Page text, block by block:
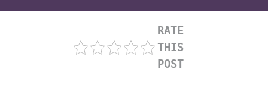
RATE
THIS
POST